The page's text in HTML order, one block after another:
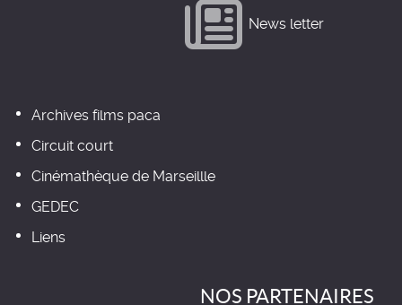
News letter
Archives films paca
Circuit court
Cinémathèque de Marseillle
GEDEC
Liens
NOS PARTENAIRES